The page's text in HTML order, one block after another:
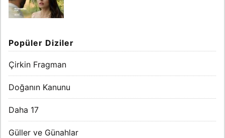
Popüler Diziler
Çirkin Fragman
Doğanın Kanunu
Daha 17
Güller ve Günahlar